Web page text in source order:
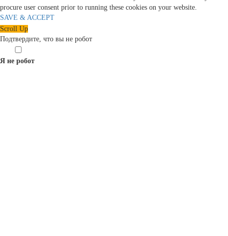
procure user consent prior to running these cookies on your website.
SAVE & ACCEPT
Scroll Up
Подтвердите, что вы не робот
Я не робот